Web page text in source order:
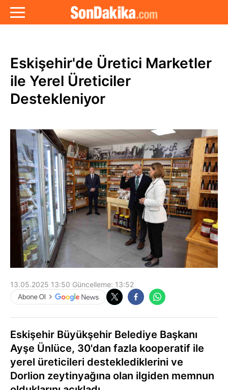
Eskişehir'de Üretici Marketler
ile Yerel Üreticiler
Destekleniyor
13.05.2025 13:50 Güncelleme: 13:52
Eskişehir Büyükşehir Belediye Başkanı
Ayşe Ünlüce, 30'dan fazla kooperatif ile
yerel üreticileri desteklediklerini ve
Dorlion zeytinyağına olan ilgiden memnun